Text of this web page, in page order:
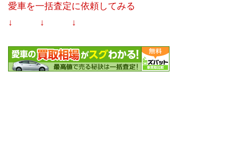
愛車を一括査定に依頼してみる
↓ ↓ ↓